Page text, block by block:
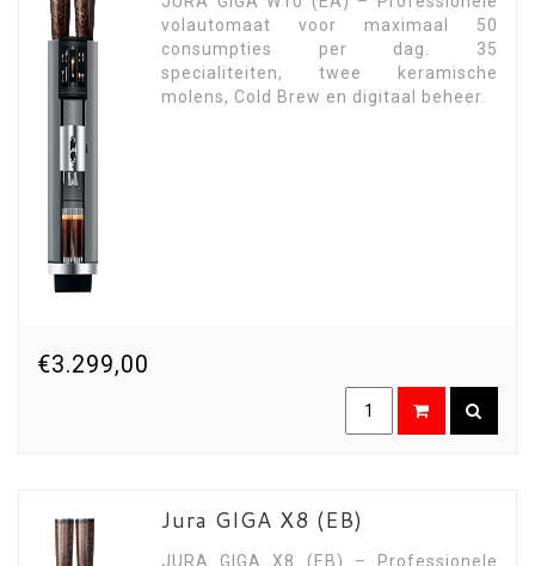
volautomaat voor maximaal 50
consumpties per dag. 35
specialiteiten, twee keramische
molens, Cold Brew en digitaal beheer.
€3.299,00
Jura GIGA X8 (EB)
JURA GIGA X8 (EB) – Professionele